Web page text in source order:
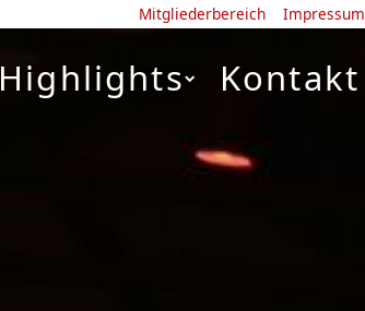
Mitgliederbereich Impressum
Highlights Kontakt